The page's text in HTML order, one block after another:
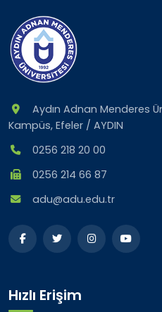
Aydın Adnan Menderes
Kampüs, Efeler / AYDIN
0256 218 20 00
0256 214 66 87
adu@adu.edu.tr
Hızlı Erişim